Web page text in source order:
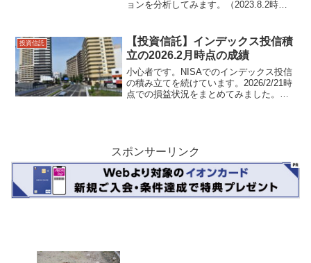
ョンを分析してみます。（2023.8.2時点
全世界株とバランスファンド、国内債
券・新興国債券はバ...
投資信託
【投資信託】インデックス投信積
立の2026.2月時点の成績
小心者です。NISAでのインデックス投信
の積み立てを続けています。2026/2/21時
点での損益状況をまとめてみました。旧
スポンサーリンク